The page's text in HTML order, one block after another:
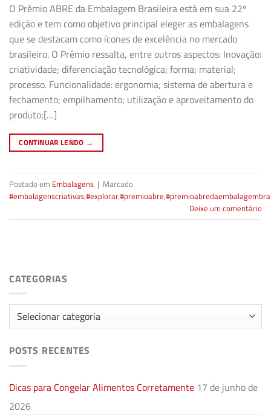
O Prêmio ABRE da Embalagem Brasileira está em sua 22ª
edição e tem como objetivo principal eleger as embalagens
que se destacam como ícones de excelência no mercado
brasileiro. O Prêmio ressalta, entre outros aspectos: Inovação:
criatividade; diferenciação tecnológica; forma; material;
processo. Funcionalidade: ergonomia; sistema de abertura e
fechamento; empilhamento; utilização e aproveitamento do
produto;[…]
CONTINUAR LENDO →
Postado em Embalagens | Marcado
#embalagenscriativas,#explorar,#premioabre,
Deixe um comentário
CATEGORIAS
Categorias
POSTS RECENTES
Dicas para Congelar Alimentos Corretamente 17 de junho de
2026